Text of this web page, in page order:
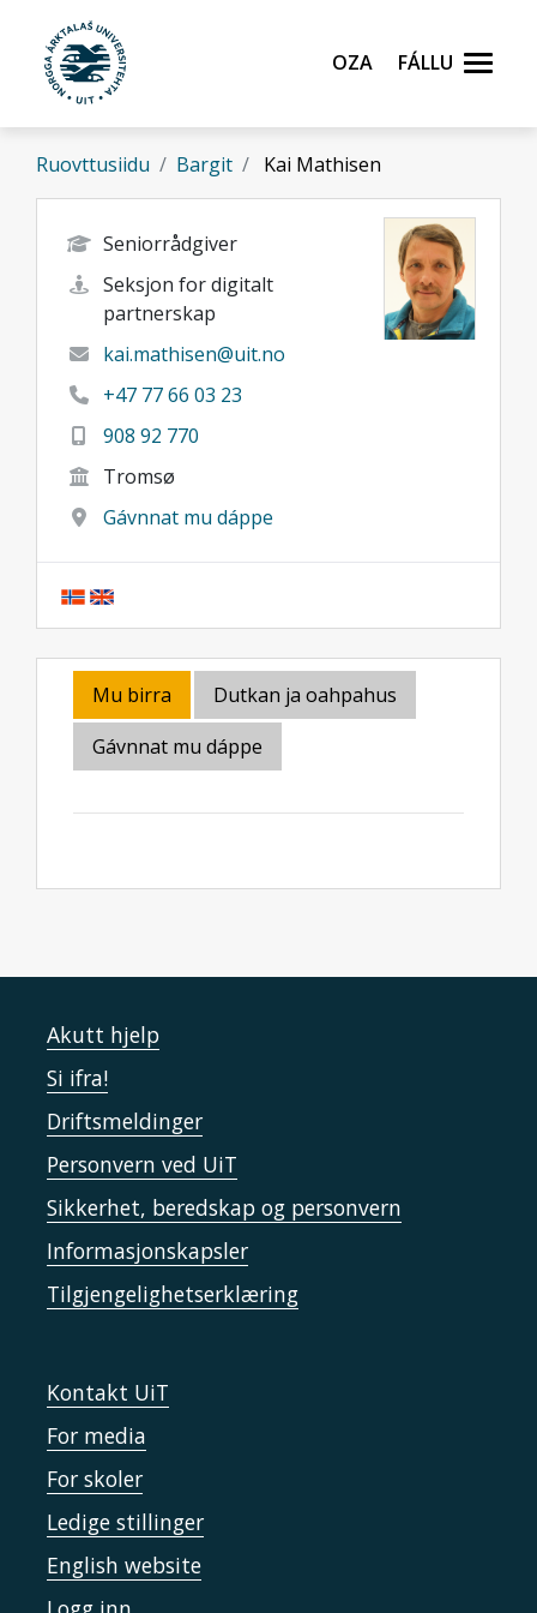
Gå til hovedinnhold
Oza
Fállu
Ruovttusiidu Bargit Kai Mathisen
Seniorrådgiver
Seksjon for digitalt
partnerskap
kai.mathisen@uit.no
+47 77 66 03 23
908 92 770
Tromsø
Gávnnat mu dáppe
Mu birra
Dutkan ja oahpahus
Gávnnat mu dáppe
Akutt hjelp
Si ifra!
Driftsmeldinger
Personvern ved UiT
Sikkerhet, beredskap og personvern
Informasjonskapsler
Tilgjengelighetserklæring
Kontakt UiT
For media
For skoler
Ledige stillinger
English website